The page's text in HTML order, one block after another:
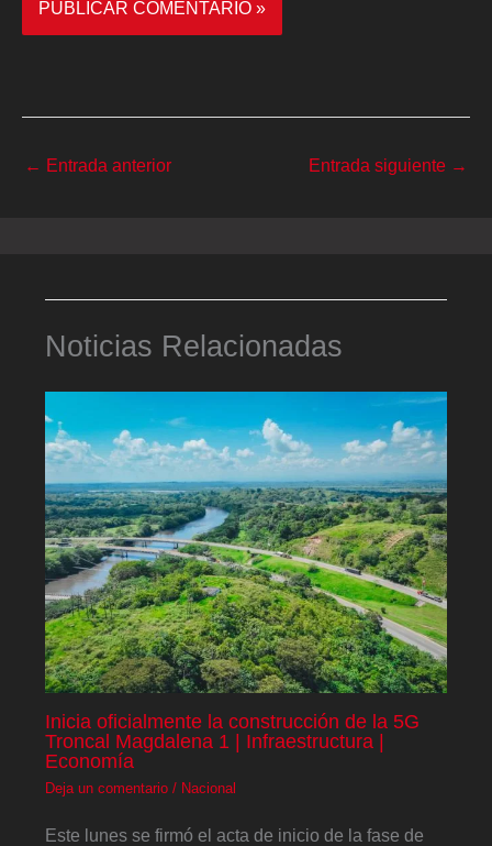
← Entrada anterior Entrada siguiente →
Noticias Relacionadas
Inicia oficialmente la construcción de la 5G
Troncal Magdalena 1 | Infraestructura |
Economía
Deja un comentario / Nacional
Este lunes se firmó el acta de inicio de la fase de